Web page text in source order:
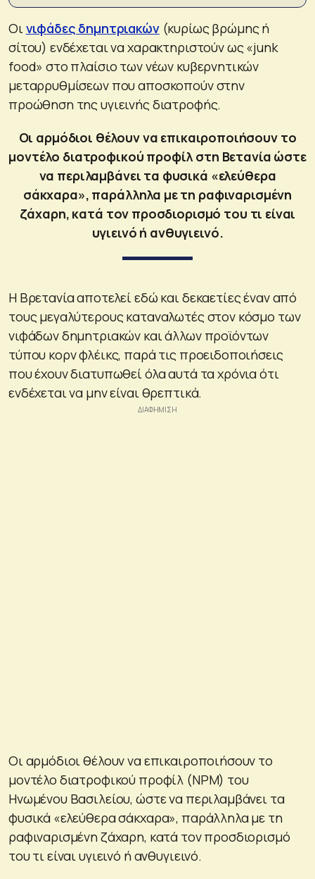
Οι νιφάδες δημητριακών(κυρίως βρώμης ή
σίτου) ενδέχεται να χαρακτηριστούν ως «junk
food» στο πλαίσιο των νέων κυβερνητικών
μεταρρυθμίσεων που αποσκοπούν στην
προώθηση της υγιεινής διατροφής.
Οι αρμόδιοι θέλουν να επικαιροποιήσουν το
μοντέλο διατροφικού προφίλ στη Βετανία ώστε
να περιλαμβάνει τα φυσικά «ελεύθερα
σάκχαρα», παράλληλα με τη ραφιναρισμένη
ζάχαρη, κατά τον προσδιορισμό του τι είναι
υγιεινό ή ανθυγιεινό.
Η Βρετανία αποτελεί εδώ και δεκαετίες έναν από
τους μεγαλύτερους καταναλωτές στον κόσμο των
νιφάδων δημητριακών και άλλων προϊόντων
τύπου κορν φλέικς, παρά τις προειδοποιήσεις
που έχουν διατυπωθεί όλα αυτά τα χρόνια ότι
ενδέχεται να μην είναι θρεπτικά.
Οι αρμόδιοι θέλουν να επικαιροποιήσουν το
μοντέλο διατροφικού προφίλ (NPM) του
Ηνωμένου Βασιλείου, ώστε να περιλαμβάνει τα
φυσικά «ελεύθερα σάκχαρα», παράλληλα με τη
ραφιναρισμένη ζάχαρη, κατά τον προσδιορισμό
του τι είναι υγιεινό ή ανθυγιεινό.